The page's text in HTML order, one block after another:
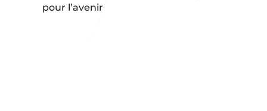
pour l’avenir